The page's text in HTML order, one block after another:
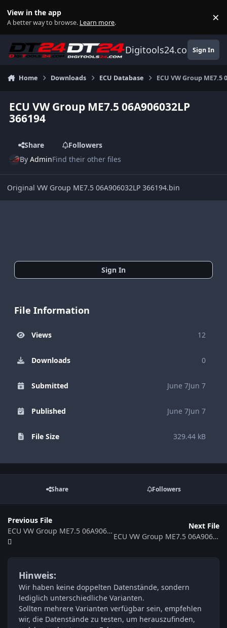
View in the app
A better way to browse. Learn more. ×
Digitools24.comSign In
Home Downloads ECU Database ECU VW Group ME7.5
ECU VW Group ME7.5 06A906032LP
366194
Share
Followers
ByAdminFind their other files
Original VW Group ME7.5 06A906032LP 366194.bin
Sign In
File Information
Views 12
Downloads 0
Submitted June 7Jun 7
Published June 7Jun 7
File Size 329.44 kB
Share Followers
Previous File
ECU VW Group ME7.5 06A906032LP 367518
Next File
ECU VW Group ME7.5 06A906032LD 363075
Hinweis:
Wir haben keine doppelten Datenstände, sondern
lediglich unterschiedliche Varianten.
Sollten mehrere Varianten verfügbar sein, empfehlen
wir, die Datenstände zu testen, um herauszufinden,